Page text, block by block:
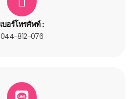
เบอร์โทรศัพท์ :
044-812-076